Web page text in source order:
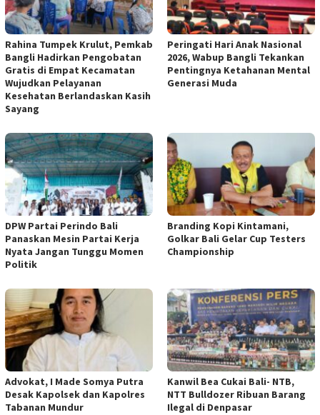
Rahina Tumpek Krulut, Pemkab
Bangli Hadirkan Pengobatan
Gratis di Empat Kecamatan
Wujudkan Pelayanan
Kesehatan Berlandaskan Kasih
Sayang
Peringati Hari Anak Nasional
2026, Wabup Bangli Tekankan
Pentingnya Ketahanan Mental
Generasi Muda
DPW Partai Perindo Bali
Panaskan Mesin Partai Kerja
Nyata Jangan Tunggu Momen
Politik
Branding Kopi Kintamani,
Golkar Bali Gelar Cup Testers
Championship
Advokat, I Made Somya Putra
Desak Kapolsek dan Kapolres
Tabanan Mundur
Kanwil Bea Cukai Bali- NTB,
NTT Bulldozer Ribuan Barang
Ilegal di Denpasar